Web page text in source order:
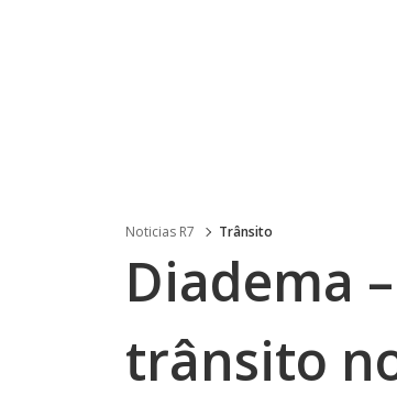
Noticias R7 Trânsito
Diadema
trânsito